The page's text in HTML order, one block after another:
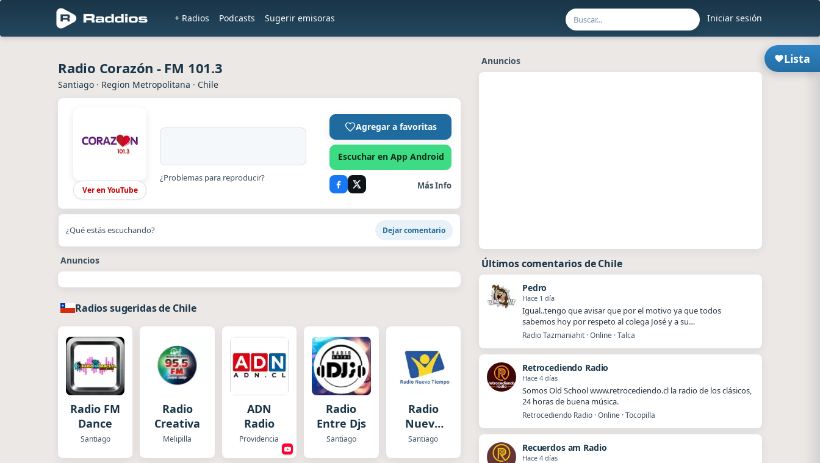
Iniciar sesión
+ Radios Podcasts Sugerir emisoras
Lista
Radio Corazón - FM 101.3
Santiago · Region Metropolitana · Chile
Ver en YouTube
¿Problemas para reproducir?
Agregar a favoritas
Escuchar en App Android
Más Info
¿Qué estás escuchando? Dejar comentario
Anuncios
Radios sugeridas de Chile
Radio FM
Dance
Santiago
Radio
Creativa
Melipilla
ADN
Radio
Providencia
Radio
Entre Djs
Santiago
Radio
Nuevo
Tiempo
Santiago
Anuncios
Últimos comentarios de Chile
Pedro
Hace 1 día
Igual..tengo que avisar que por el motivo ya que todos
sabemos hoy por respeto al colega José y a su…
Radio Tazmaniahit · Online · Talca
Retrocediendo Radio
Hace 4 días
Somos Old School www.retrocediendo.cl la radio de los clásicos,
24 horas de buena música.
Retrocediendo Radio · Online · Tocopilla
Recuerdos am Radio
Hace 4 días